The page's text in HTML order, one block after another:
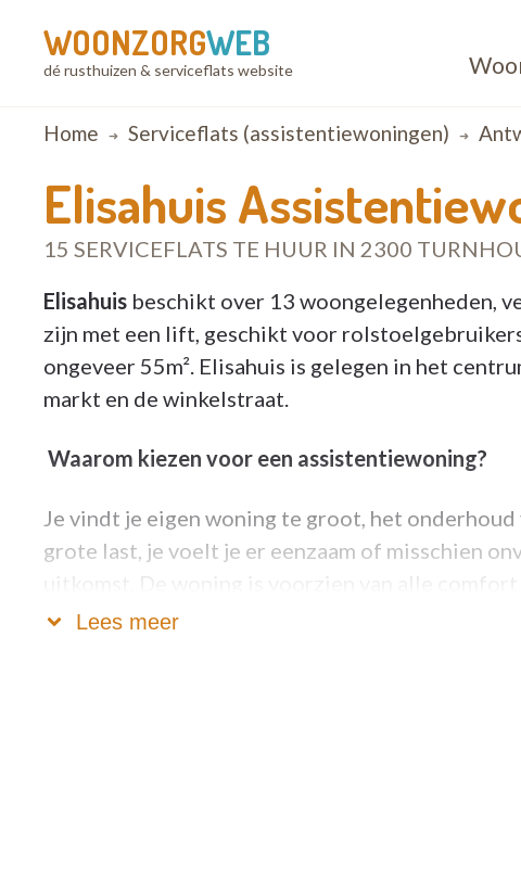
WOONZORGWEB
dé rusthuizen & serviceflats website
Breadcrumb
Home Serviceflats (assistentiewoningen)
Elisahuis
15 SERVICEFLATS TE HUUR IN 2300
Elisahuis beschikt over 13 woongelegenheden,
zijn met een lift, geschikt voor
ongeveer 55m². Elisahuis is gelegen in het
markt en de winkelstraat.
Waarom kiezen voor een assistentiewoning?
Je vindt je eigen woning te groot, het
grote last, je voelt je er eenzaam of misschien
uitkomst. De woning is voorzien van alle
Lees meer